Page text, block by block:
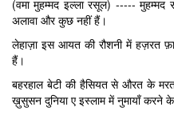
(वमा मुहम्मद इल्ला रसूल) -----
अलावा और कुछ नहीं हैं।
लेहाज़ा इस आयत की रौशनी में हज़रत
हैं।
बहरहाल बेटी की हैसियत से औरत के
ख़ुसुसन दुनिया ए इस्लाम में नुमायाँ करने